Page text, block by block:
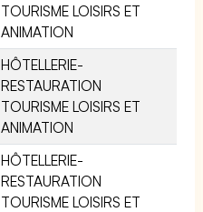
TOURISME LOISIRS ET
ANIMATION
HÔTELLERIE-
RESTAURATION
TOURISME LOISIRS ET
ANIMATION
HÔTELLERIE-
RESTAURATION
TOURISME LOISIRS ET